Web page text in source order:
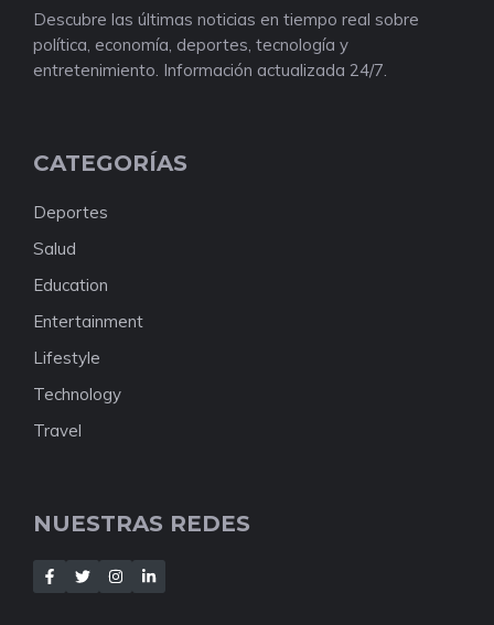
Descubre las últimas noticias en tiempo real sobre
política, economía, deportes, tecnología y
entretenimiento. Información actualizada 24/7.
CATEGORÍAS
Deportes
Salud
Education
Entertainment
Lifestyle
Technology
Travel
NUESTRAS REDES